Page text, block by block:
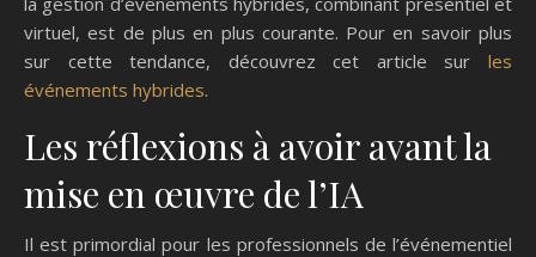
virtuel, est de plus en plus courante. Pour en savoir plus
sur cette tendance, découvrez cet article sur les
événements hybrides.
Les réflexions à avoir avant la
mise en œuvre de l’IA
Il est primordial pour les professionnels de l’événementiel